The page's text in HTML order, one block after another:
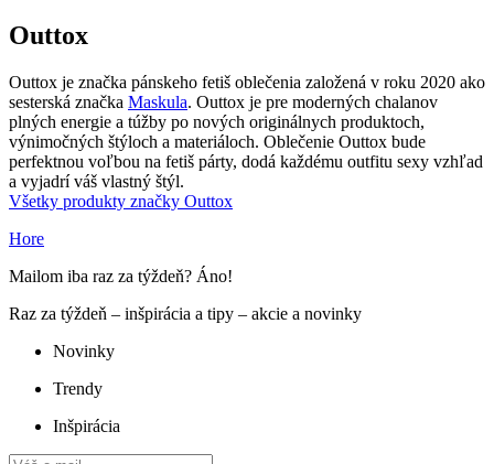
Outtox
Outtox je značka pánskeho fetiš oblečenia založená v roku 2020 ako
sesterská značka Maskula. Outtox je pre moderných chalanov
plných energie a túžby po nových originálnych produktoch,
výnimočných štýloch a materiáloch. Oblečenie Outtox bude
perfektnou voľbou na fetiš párty, dodá každému outfitu sexy vzhľad
a vyjadrí váš vlastný štýl.
Všetky produkty značky Outtox
Hore
Mailom iba raz za týždeň? Áno!
Raz za týždeň – inšpirácia a tipy – akcie a novinky
Novinky
Trendy
Inšpirácia